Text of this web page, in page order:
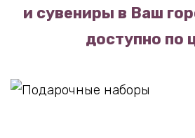
и сувениры в Ваш
доступно по